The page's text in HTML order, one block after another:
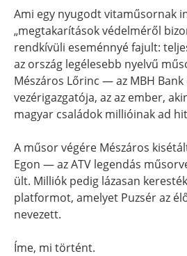
Ami egy nyugodt vitaműsornak
„megtakarítások védelméről
rendkívüli eseménnyé fajult:
az ország legélesebb nyelvű
Mészáros Lőrinc — az MBH Bank
vezérigazgatója, az az ember,
magyar családok millióinak ad
A műsor végére Mészáros
Egon — az ATV legendás
ült. Milliók pedig lázasan
platformot, amelyet Puzsér az
nevezett.
Íme, mi történt.